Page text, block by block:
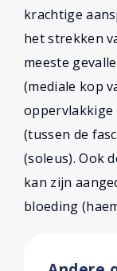
krachtige
het strekken
meeste
(mediale kop
(tussen de
(soleus). Ook
kan zijn
bloeding